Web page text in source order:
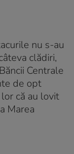
nu s-au
clădiri,
Centrale
de opt
că au lovit
Marea